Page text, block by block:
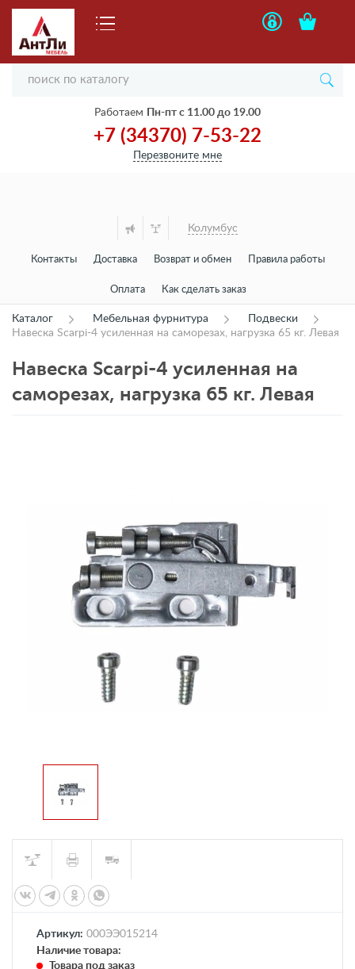
Работаем Пн-пт с 11.00 до 19.00
+7 (34370) 7-53-22
Перезвоните мне
Колумбус
Контакты Доставка Возврат и обмен Правила работы
Оплата Как сделать заказ
Каталог Мебельная фурнитура
Подвески
Навеска Scarpi-4 усиленная на саморезах, нагрузка 65 кг. Левая
Навеска Scarpi-4 усиленная на
саморезах, нагрузка 65 кг. Левая
Артикул: 000ЭЭ015214
Наличие товара:
Товара под заказ